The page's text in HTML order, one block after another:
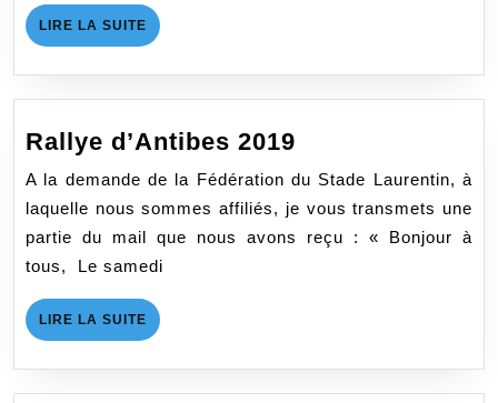
LIRE LA SUITE LIRE
LA
Rallye d’Antibes 2019
d’Antibes
2019
A la demande de la Fédération du Stade Laurentin, à
laquelle nous sommes affiliés, je vous transmets une
partie du mail que nous avons reçu : « Bonjour à
tous, Le samedi
LIRE LA SUITE LIRE
LA